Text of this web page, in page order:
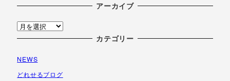
アーカイブ
ア
ー
イ
ブ
カテゴリー
NEWS
どれせるブログ